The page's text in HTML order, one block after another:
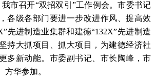
市召开“双招双引”工作例会。市委书记
各级各部门要进一步改进作风、提高效
先进制造业集群和建德“132X”先进制造
持大抓项目、抓大项目，为建德经济社
多新动能。市委副书记、市长陶峰，市
方华参加。